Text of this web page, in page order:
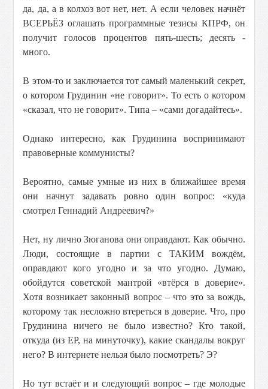
да, да, а в колхоз вот нет, нет. А если человек начнёт
ВСЕРЬЁЗ оглашать программные тезисы КПРФ, он
получит голосов процентов пять-шесть; десять -
много.
В этом-то и заключается тот самый маленький секрет,
о котором Грудинин «не говорит». То есть о котором
«сказал, что не говорит». Типа – «сами догадайтесь».
Однако интересно, как Грудинина воспринимают
правоверные коммунисты?
Вероятно, самые умные из них в ближайшее время
они начнут задавать ровно один вопрос: «куда
смотрел Геннадий Андреевич?»
Нет, ну лично Зюганова они оправдают. Как обычно.
Люди, состоящие в партии с ТАКИМ вождём,
оправдают кого угодно и за что угодно. Думаю,
обойдутся советской мантрой «втёрся в доверие».
Хотя возникает законный вопрос – что это за вождь,
которому так несложно втереться в доверие. Что, про
Грудинина ничего не было известно? Кто такой,
откуда (из ЕР, на минуточку), какие скандалы вокруг
него? В интернете нельзя было посмотреть? Э?
Но тут встаёт и и следующий вопрос – где молодые